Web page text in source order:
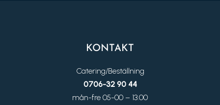
KONTAKT
Catering/Beställning
0706-32 90 44
mån-fre 05-00 – 13.00